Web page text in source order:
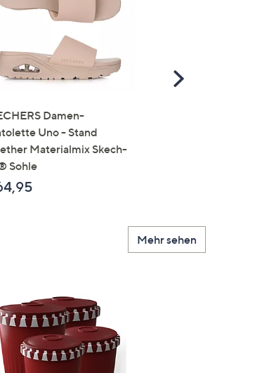
Damen-
Uno - Stand
Materialmix Skech-
Sohle
Scroll
Mehr sehen